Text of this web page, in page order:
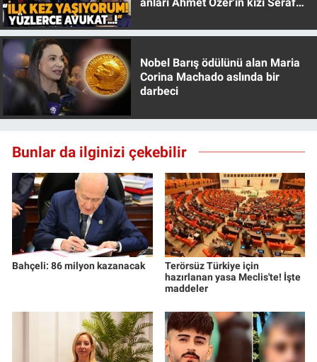
Nobel Barış ödülünü alan Maria
Corina Machado aslında bir
darbeci
Bunlar da ilginizi çekebilir
Bahçeli: 86 milyon kazanacak
Terörsüz Türkiye için
hazırlanan yasa Meclis'te! İşte
maddeler